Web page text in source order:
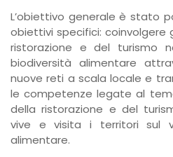
L’obiettivo generale è stato
obiettivi specifici: coinvolgere
ristorazione e del turismo
biodiversità alimentare
nuove reti a scala locale e
le competenze legate al
della ristorazione e del
vive e visita i territori sul
alimentare.